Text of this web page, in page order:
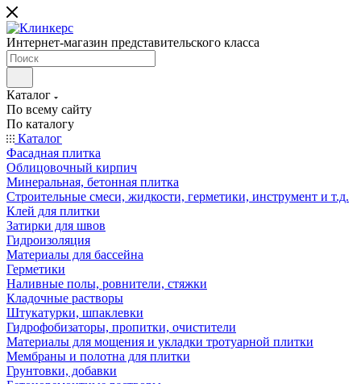
Интернет-магазин представительского класса
Каталог
По всему сайту
По каталогу
Каталог
Фасадная плитка
Облицовочный кирпич
Минеральная, бетонная плитка
Строительные смеси, жидкости, герметики, инструмент и т.д.
Клей для плитки
Затирки для швов
Гидроизоляция
Материалы для бассейна
Герметики
Наливные полы, ровнители, стяжки
Кладочные растворы
Штукатурки, шпаклевки
Гидрофобизаторы, пропитки, очистители
Материалы для мощения и укладки тротуарной плитки
Мембраны и полотна для плитки
Грунтовки, добавки